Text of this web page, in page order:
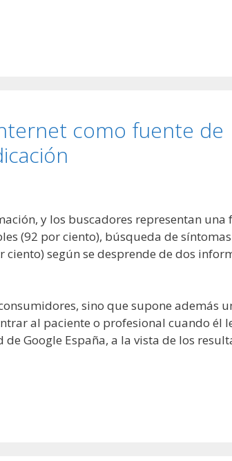
como fuente de
y los buscadores representan una
(92 por ciento), búsqueda de síntomas
según se desprende de dos
sino que supone además
al paciente o profesional cuando él
Google España, a la vista de los